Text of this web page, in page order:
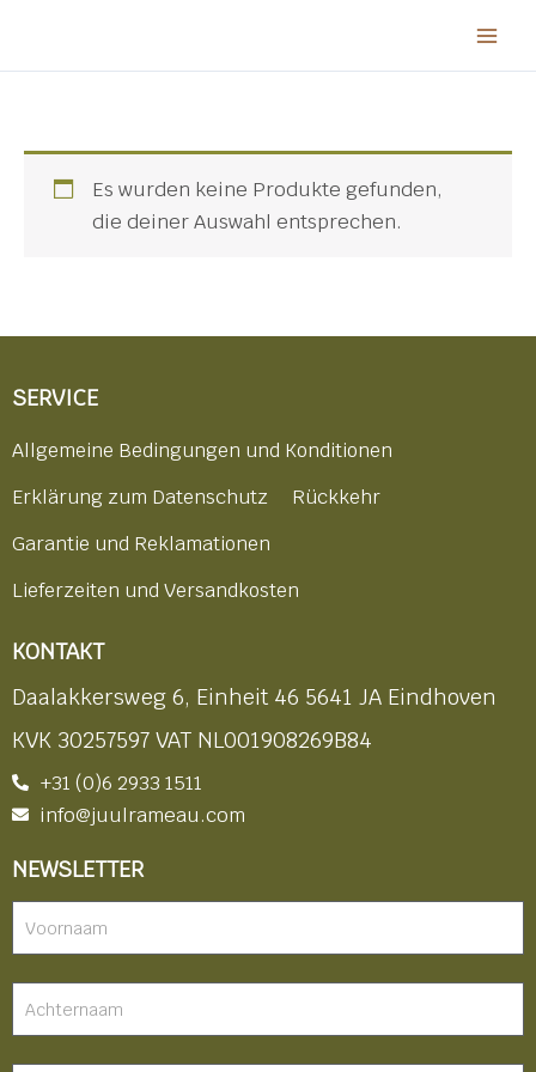
springen
Es wurden keine Produkte gefunden,
die deiner Auswahl entsprechen.
SERVICE
Allgemeine Bedingungen und Konditionen
Erklärung zum Datenschutz
Rückkehr
Garantie und Reklamationen
Lieferzeiten und Versandkosten
KONTAKT
Daalakkersweg 6, Einheit 46 5641 JA Eindhoven
KVK 30257597 VAT NL001908269B84
+31 (0)6 2933 1511
info@juulrameau.com
NEWSLETTER
footer